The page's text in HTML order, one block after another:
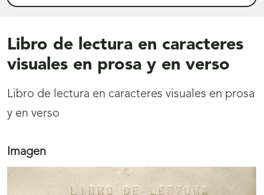
Libro de lectura en caracteres
visuales en prosa y en verso
Libro de lectura en caracteres visuales en prosa
y en verso
Imagen